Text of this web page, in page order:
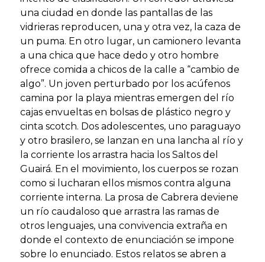
una ciudad en donde las pantallas de las
vidrieras reproducen, una y otra vez, la caza de
un puma. En otro lugar, un camionero levanta
a una chica que hace dedo y otro hombre
ofrece comida a chicos de la calle a “cambio de
algo”. Un joven perturbado por los acúfenos
camina por la playa mientras emergen del río
cajas envueltas en bolsas de plástico negro y
cinta scotch. Dos adolescentes, uno paraguayo
y otro brasilero, se lanzan en una lancha al río y
la corriente los arrastra hacia los Saltos del
Guairá. En el movimiento, los cuerpos se rozan
como si lucharan ellos mismos contra alguna
corriente interna. La prosa de Cabrera deviene
un río caudaloso que arrastra las ramas de
otros lenguajes, una convivencia extraña en
donde el contexto de enunciación se impone
sobre lo enunciado. Estos relatos se abren a